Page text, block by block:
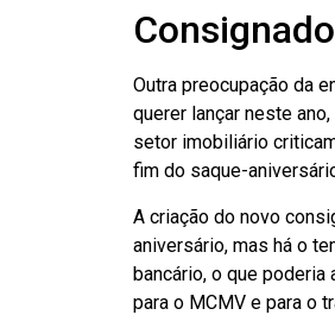
Outra preocupação da
querer lançar neste
setor imobiliário
fim do saque-
A criação do novo
aniversário, mas há o
bancário, o que poderia
para o MCMV e para o